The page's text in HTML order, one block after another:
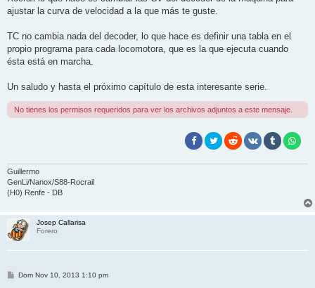
ajustar la curva de velocidad a la que más te guste.
TC no cambia nada del decoder, lo que hace es definir una tabla en el
propio programa para cada locomotora, que es la que ejecuta cuando
ésta está en marcha.
Un saludo y hasta el próximo capítulo de esta interesante serie.
No tienes los permisos requeridos para ver los archivos adjuntos a este mensaje.
Guillermo
GenLi/Nanox/S88-Rocrail
(H0) Renfe - DB
Josep Callarisa
Forero
MDom Nov 10, 2013 1:10 pm